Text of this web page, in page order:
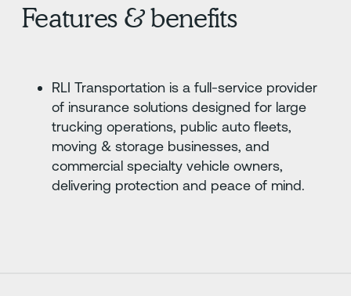
Features & benefits
RLI Transportation is a full-service provider
of insurance solutions designed for large
trucking operations, public auto fleets,
moving & storage businesses, and
commercial specialty vehicle owners,
delivering protection and peace of mind.